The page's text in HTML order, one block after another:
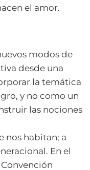
el amor.
modos de
desde una
la temática
y no como un
las nociones
nos habitan; a
En el